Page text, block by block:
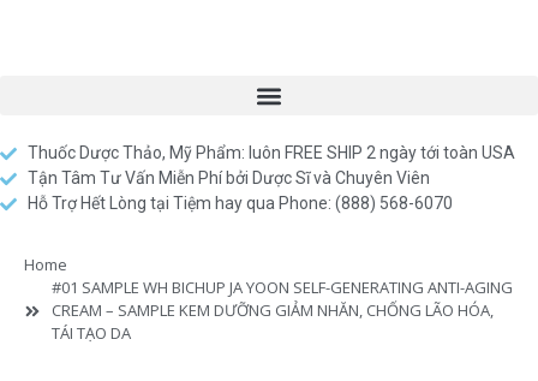
Thuốc Dược Thảo, Mỹ Phẩm: luôn FREE SHIP 2 ngày tới toàn USA
Tận Tâm Tư Vấn Miễn Phí bởi Dược Sĩ và Chuyên Viên
Hỗ Trợ Hết Lòng tại Tiệm hay qua Phone: (888) 568-6070
Home
#01 SAMPLE WH BICHUP JA YOON SELF-GENERATING ANTI-AGING
CREAM – SAMPLE KEM DƯỠNG GIẢM NHĂN, CHỐNG LÃO HÓA,
TÁI TẠO DA